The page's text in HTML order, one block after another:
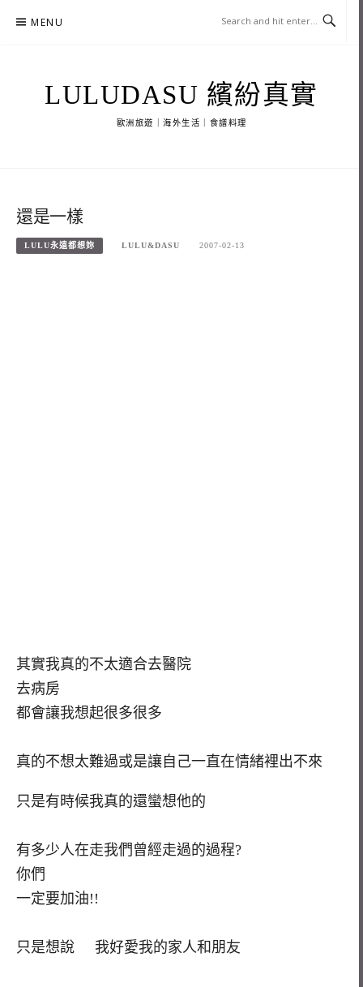
MENU
LULUDASU 繽紛真實
歐洲旅遊｜海外生活｜食譜料理
還是一樣
LULU永遠都想妳 LULU&DASU 2007-02-13
其實我真的不太適合去醫院
去病房
都會讓我想起很多很多
真的不想太難過或是讓自己一直在情緒裡出不來
只是有時候我真的還蠻想他的
有多少人在走我們曾經走過的過程?
你們
一定要加油!!
只是想說 我好愛我的家人和朋友